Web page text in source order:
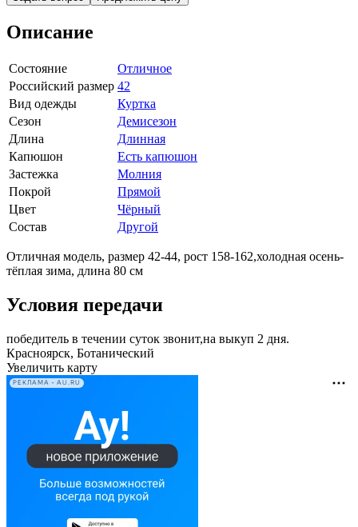
Описание
Состояние
Отличное
Российский размер 42
Вид одежды
Куртка
Сезон
Демисезон
Длина
Длинная
Капюшон
Есть капюшон
Застежка
Молния
Покрой
Прямой
Цвет
Чёрный
Состав
Другой
Отличная модель, размер 42-44, рост 158-162,холодная осень-
тёплая зима, длина 80 см
Условия передачи
победитель в течении суток звонит,на выкуп 2 дня.
Красноярск, Ботанический
Увеличить карту
РЕКЛАМА • AU.RU